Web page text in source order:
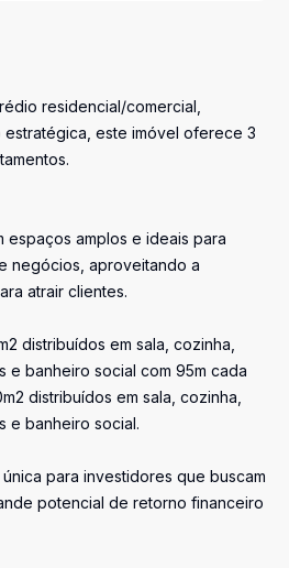
residencial/comercial,
estratégica, este imóvel oferece 3
espaços amplos e ideais para
negócios, aproveitando a
atrair clientes.
distribuídos em sala, cozinha,
e banheiro social com 95m cada
distribuídos em sala, cozinha,
e banheiro social.
para investidores que buscam
potencial de retorno financeiro